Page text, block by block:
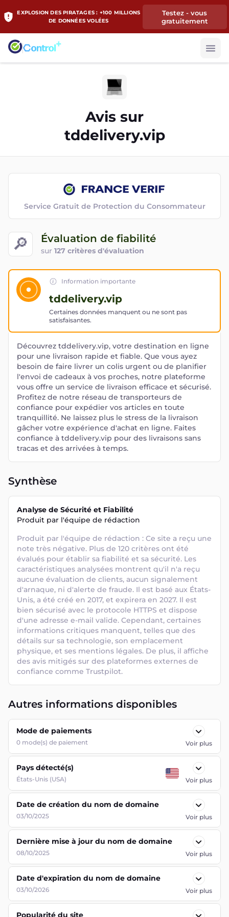
EXPLOSION DES PIRATAGES : +100 MILLIONS
DE DONNÉES VOLÉES
Testez - vous
gratuitement
Avis sur
tddelivery.vip
🔎 Évaluation de fiabilité
sur 127 critères d'évaluation
Service Gratuit de Protection du Consommateur
Information importante
tddelivery.vip
Certaines données manquent ou ne sont pas
satisfaisantes.
Découvrez tddelivery.vip, votre destination en ligne
pour une livraison rapide et fiable. Que vous ayez
besoin de faire livrer un colis urgent ou de planifier
l'envoi de cadeaux à vos proches, notre plateforme
vous offre un service de livraison efficace et sécurisé.
Profitez de notre réseau de transporteurs de
confiance pour expédier vos articles en toute
tranquillité. Ne laissez plus le stress de la livraison
gâcher votre expérience d'achat en ligne. Faites
confiance à tddelivery.vip pour des livraisons sans
tracas et des arrivées à temps.
Synthèse
Analyse de Sécurité et Fiabilité
Produit par l'équipe de rédaction
Produit par l'équipe de rédaction : Ce site a reçu une
note très négative. Plus de 120 critères ont été
évalués pour établir sa fiabilité et sa sécurité. Les
caractéristiques analysées montrent qu'il n'a reçu
aucune évaluation de clients, aucun signalement
d'arnaque, ni d'alerte de fraude. Il est basé aux États-
Unis, a été créé en 2017, et expirera en 2027. Il est
bien sécurisé avec le protocole HTTPS et dispose
d'une adresse e-mail valide. Cependant, certaines
informations critiques manquent, telles que des
détails sur sa technologie, son emplacement
physique, et ses mentions légales. De plus, il affiche
des avis mitigés sur des plateformes externes de
confiance comme Trustpilot.
Autres informations disponibles
Mode de paiements
0 mode(s) de paiement Voir plus
Pays détecté(s)
États-Unis (USA) Voir plus
Date de création du nom de domaine
03/10/2025 Voir plus
Dernière mise à jour du nom de domaine
08/10/2025 Voir plus
Date d'expiration du nom de domaine
03/10/2026 Voir plus
Popularité du site